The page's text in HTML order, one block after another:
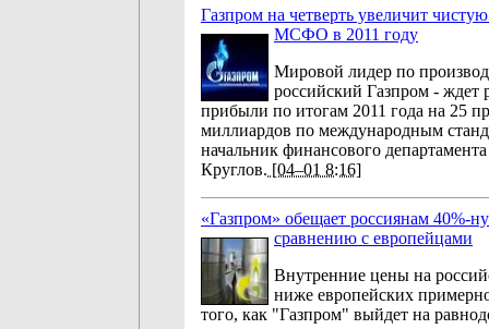
Газпром на четверть увеличит
МСФО в 2011 году
Мировой лидер по
российский Газпром - ждет
прибыли по итогам 2011 года на 25
миллиардов по международным
начальник финансового
Круглов. [04–01 8:16]
«Газпром» обещает россиянам 40%-
сравнению с европейцами
Внутренние цены на
ниже европейских
того, как "Газпром" выйдет на